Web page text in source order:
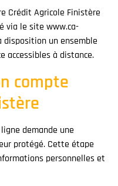
Crédit Agricole Finistère
via le site www.ca-
un ensemble
accessibles à distance.
compte
ligne demande une
protégé. Cette étape
personnelles et